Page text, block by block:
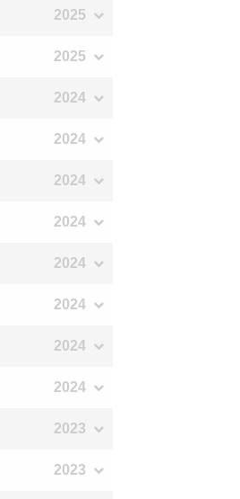
2025
2025
2024
2024
2024
2024
2024
2024
2024
2024
2023
2023